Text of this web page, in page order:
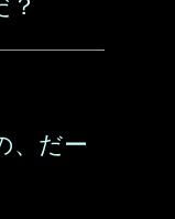
？
、だー